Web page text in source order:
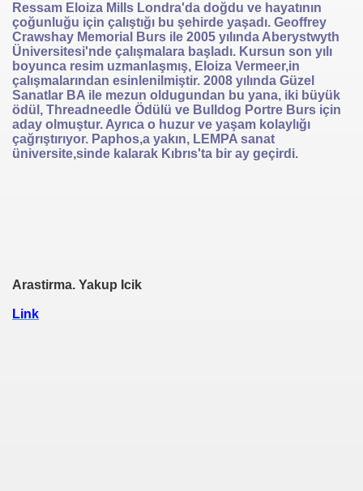
Ressam Eloiza Mills Londra'da doğdu ve hayatının
çoğunluğu için çalıştığı bu şehirde yaşadı. Geoffrey
Crawshay Memorial Burs ile 2005 yılında Aberystwyth
Üniversitesi'nde çalışmalara başladı. Kursun son yılı
boyunca resim uzmanlaşmış, Eloiza Vermeer,in
çalışmalarından esinlenilmiştir. 2008 yılında Güzel
Sanatlar BA ile mezun oldugundan bu yana, iki büyük
ödül, Threadneedle Ödülü ve Bulldog Portre Burs için
aday olmuştur. Ayrıca o huzur ve yaşam kolaylığı
çağrıştırıyor. Paphos,a yakın, LEMPA sanat
üniversite,sinde kalarak Kıbrıs'ta bir ay geçirdi.
Arastirma. Yakup Icik
Link